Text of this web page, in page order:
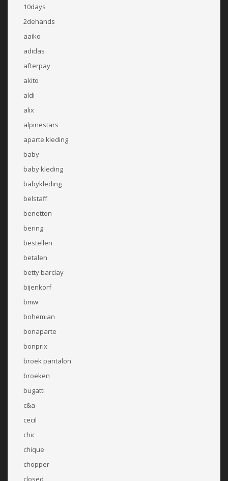
10days
2dehands
aaiko
adidas
afterpay
akito
aldi
alix
alpinestars
aparte kleding
baby
baby kleding
babykleding
belstaff
benetton
bering
bestellen
betalen
betty barclay
bijenkorf
bmw
bohemian
bonaparte
bonprix
broek pantalon
broeken
bugatti
c&a
cecil
chic
chique
chopper
closed